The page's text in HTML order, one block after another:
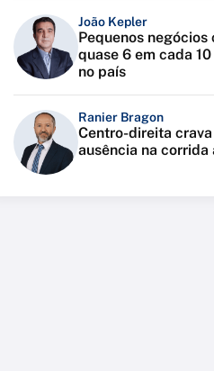
João Kepler
Pequenos negócios
quase 6 em cada
no país
Ranier Bragon
Centro-direita
ausência na corrida